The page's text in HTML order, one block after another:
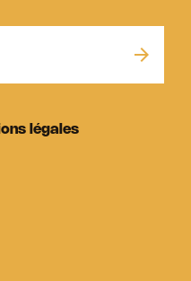
légales